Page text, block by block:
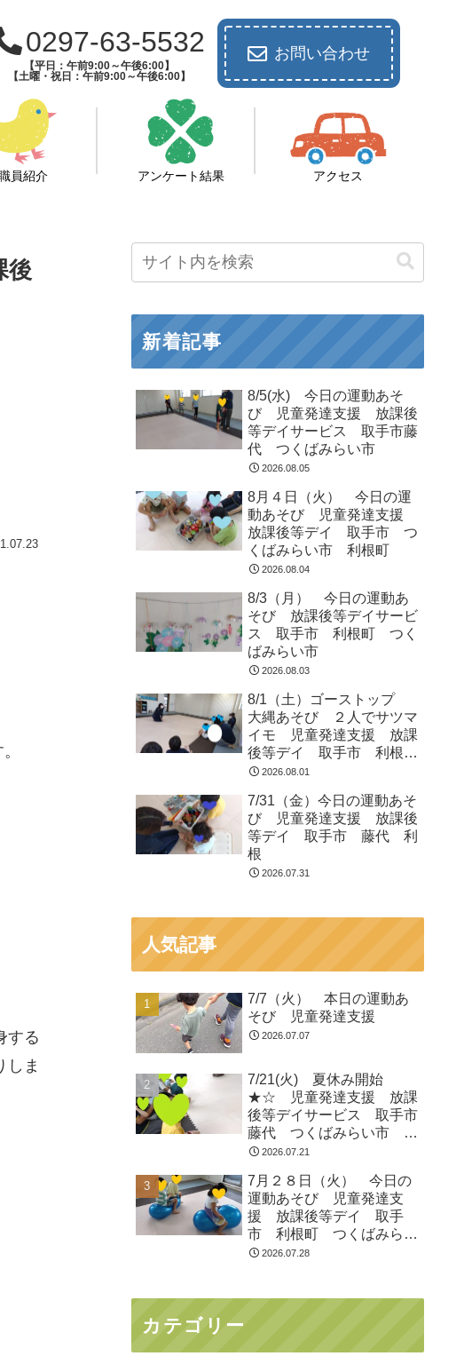
0297-63-5532
【平日：午前9:00～午後6:00】
【土曜・祝日：午前9:00～午後6:00】
お問い合わせ
員紹介 アンケート結果 アクセス
後
する
しま
新着記事
8/5(水) 今日の運動あそ
び 児童発達支援 放課後
等デイサービス 取手市藤
代 つくばみらい市
2026.08.05
8月４日（火） 今日の運
動あそび 児童発達支援
放課後等デイ 取手市 つ
くばみらい市 利根町
2026.08.04
8/3（月） 今日の運動あ
そび 放課後等デイサービ
ス 取手市 利根町 つく
ばみらい市
2026.08.03
8/1（土）ゴーストップ
大縄あそび ２人でサツマ
イモ 児童発達支援 放課
後等デイ 取手市 利根
町 龍ヶ崎市
2026.08.01
7/31（金）今日の運動あそ
び 児童発達支援 放課後
等デイ 取手市 藤代 利
根
2026.07.31
人気記事
7/7（火） 本日の運動あ
そび 児童発達支援
2026.07.07
7/21(火) 夏休み開始
★☆ 児童発達支援 放課
後等デイサービス 取手市
藤代 つくばみらい市 龍
ヶ崎2026.07.21
7月２８日（火） 今日の
運動あそび 児童発達支
援 放課後等デイ 取手
市 利根町 つくばみらい
市 2026.07.28
カテゴリー